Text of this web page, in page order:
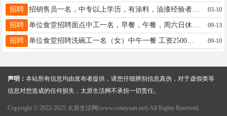
招聘 招销售员一名，中专以上学历，有涂料，油漆经验者优先，工资加提成，保险，有意者面议，山西茂源兴盛漆业有限公司，付总经理，18235118565 03-10
招聘 单位食堂招聘面点中工一名，早餐，午餐，周六日休息，工资5000--5500 联系电话18234048333 09-13
招聘 单位食堂招聘洗碗工一名（女）中午一餐 工资2500，双休 要求人品好，干活利索 地址：龙城大街白求恩医院东门附近 联系电话： 15513036548 09-10
声明： 本站所有信息均由发布者提供，请您仔细辨别信息真伪，对于虚假类等
信息对您造成的任何损失，太原生活网不承担一切责任。
Copyright © 2022-2025 太原生活网(www.sxtaiyuan.net) All Rights Reserved.